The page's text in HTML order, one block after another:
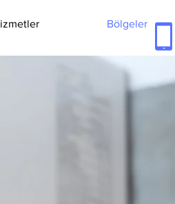
Bölgeler